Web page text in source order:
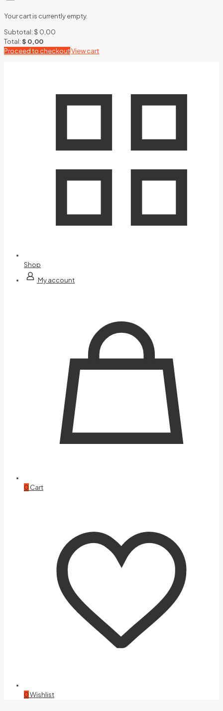
Your cart is currently empty.
Subtotal:$ 0,00
Total:$ 0,00
Proceed to checkoutView cart
Shop
My account
0 Cart
0Wishlist